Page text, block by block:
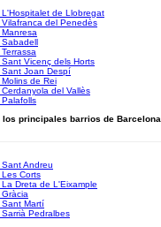
de Llobregat
del Penedès
Vicenç dels Horts
Joan Despí
de Rei
del Vallès
los principales barrios de Barcelona
Andreu
Corts
Dreta de L'Eixample
Martí
Pedralbes